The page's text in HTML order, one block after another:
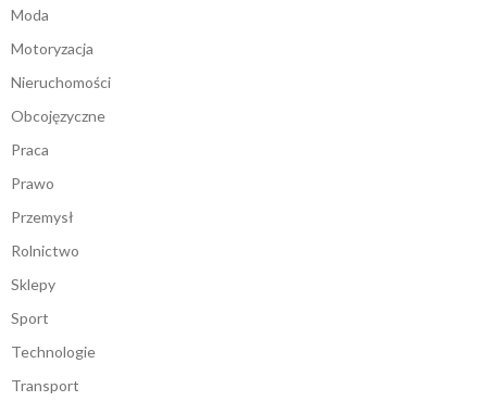
Moda
Motoryzacja
Nieruchomości
Obcojęzyczne
Praca
Prawo
Przemysł
Rolnictwo
Sklepy
Sport
Technologie
Transport